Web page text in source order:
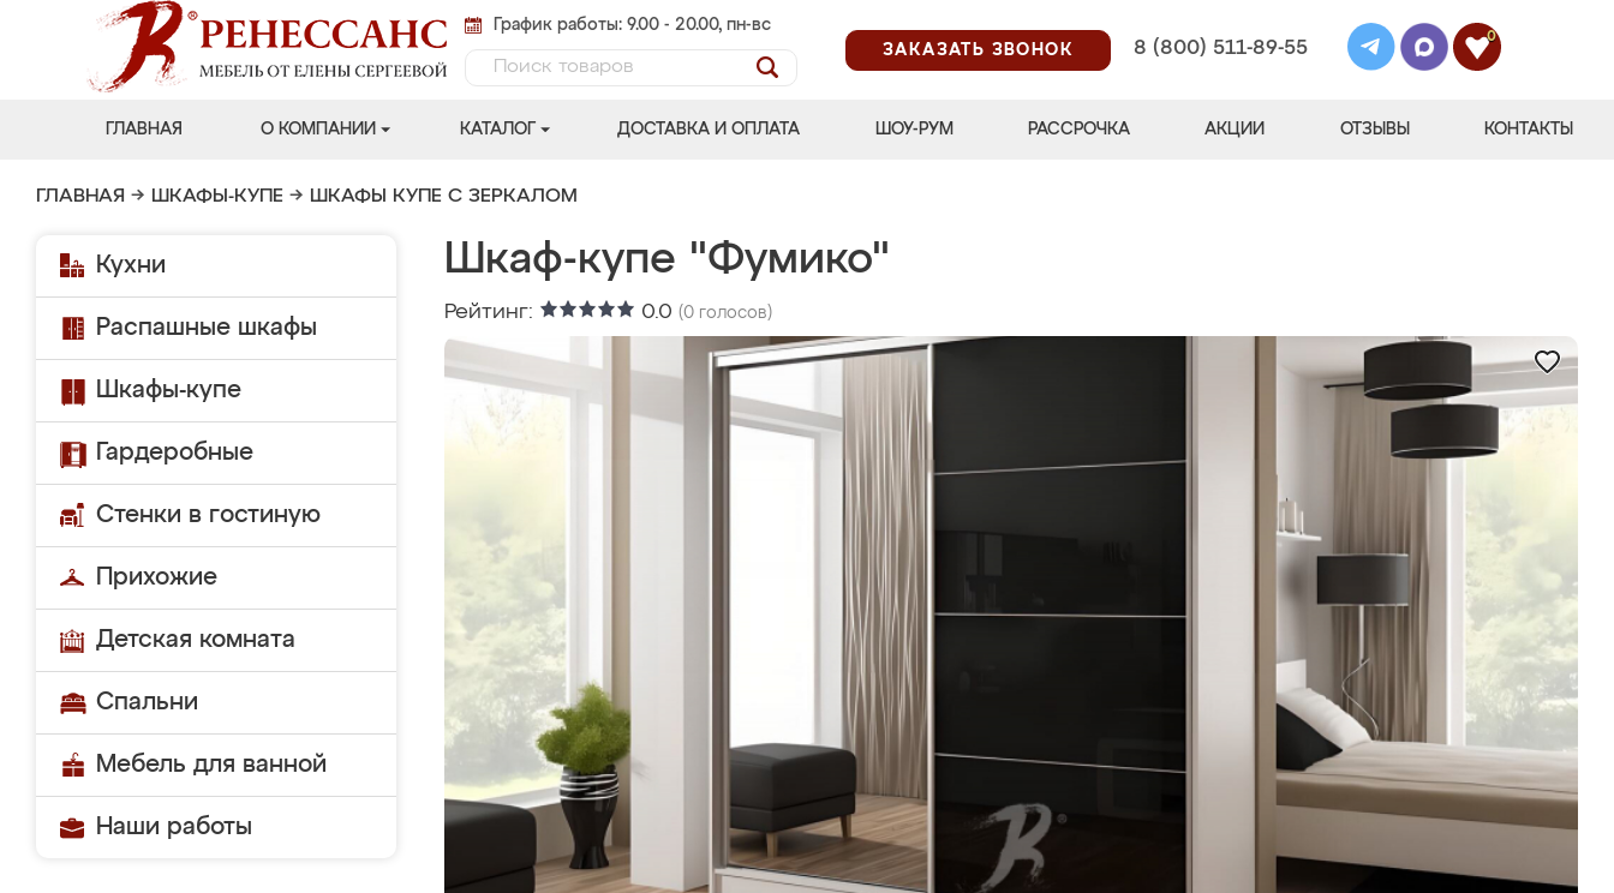
График работы: 9.00 - 20.00, пн-вс
ЗАКАЗАТЬ ЗВОНОК
8 (800) 511-89-55
0
ГЛАВНАЯ О КОМПАНИИ КАТАЛОГ ДОСТАВКА И ОПЛАТА ШОУ-РУМ РАССРОЧКА АКЦИИ ОТЗЫВЫ КОНТАКТЫ
ГЛАВНАЯ → ШКАФЫ-КУПЕ → ШКАФЫ КУПЕ С ЗЕРКАЛОМ
Кухни
Распашные шкафы
Шкафы-купе
Гардеробные
Стенки в гостиную
Прихожие
Детская комната
Спальни
Мебель для ванной
Наши работы
Шкаф-купе "Фумико"
Рейтинг: 0.0 (0 голосов)